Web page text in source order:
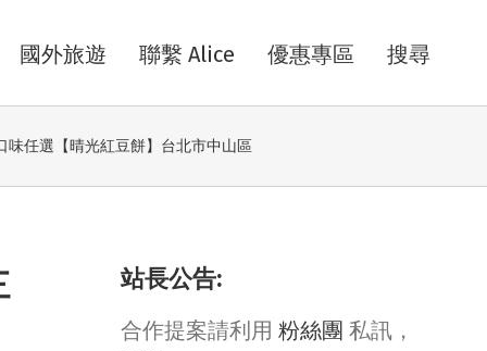
國外旅遊 聯繫 Alice 優惠專區 搜尋
味任選【晴光紅豆餅】台北市中山區
站長公告:
合作提案請利用 粉絲團 私訊，